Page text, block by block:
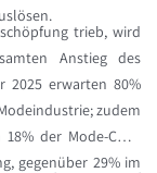
trieb, wird
Anstieg des
2025 erwarten 80%
zudem
der Mode-CEOs
gegenüber 29% im